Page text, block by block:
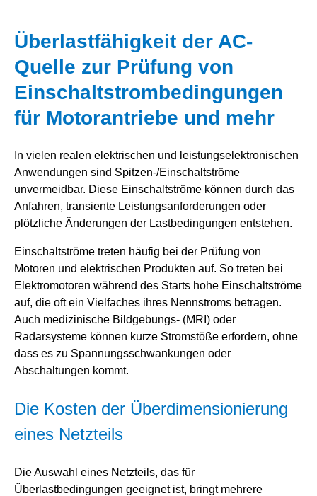
Überlastfähigkeit der AC-
Quelle zur Prüfung von
Einschaltstrombedingungen
für Motorantriebe und mehr
In vielen realen elektrischen und leistungselektronischen
Anwendungen sind Spitzen-/Einschaltströme
unvermeidbar. Diese Einschaltströme können durch das
Anfahren, transiente Leistungsanforderungen oder
plötzliche Änderungen der Lastbedingungen entstehen.
Einschaltströme treten häufig bei der Prüfung von
Motoren und elektrischen Produkten auf. So treten bei
Elektromotoren während des Starts hohe Einschaltströme
auf, die oft ein Vielfaches ihres Nennstroms betragen.
Auch medizinische Bildgebungs- (MRI) oder
Radarsysteme können kurze Stromstöße erfordern, ohne
dass es zu Spannungsschwankungen oder
Abschaltungen kommt.
Die Kosten der Überdimensionierung
eines Netzteils
Die Auswahl eines Netzteils, das für
Überlastbedingungen geeignet ist, bringt mehrere